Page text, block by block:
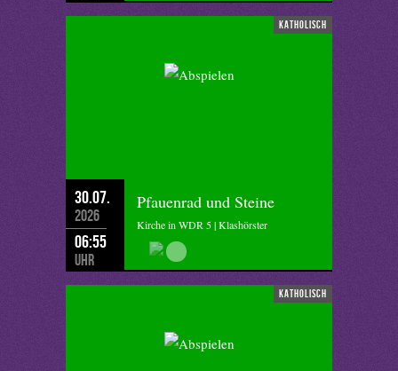
katholisch
30.07.
2026
06:55
Uhr
Pfauenrad und Steine
Kirche in WDR 5 | Klashörster
katholisch